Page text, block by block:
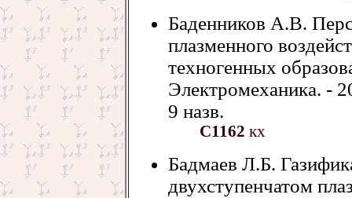
Баденников А.В.
плазменного
техногенных
Электромеханика. -
9 назв.
С1162 кх
Бадмаев Л.Б.
двухступенчатом